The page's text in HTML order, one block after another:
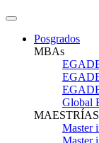
Posgrados
MBAs
Global
MAESTRÍAS
Master
Master